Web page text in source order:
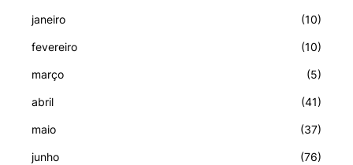
janeiro (10)
fevereiro (10)
março (5)
abril (41)
maio (37)
junho (76)